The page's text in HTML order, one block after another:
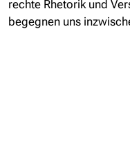
rechte Rhetorik und
begegnen uns